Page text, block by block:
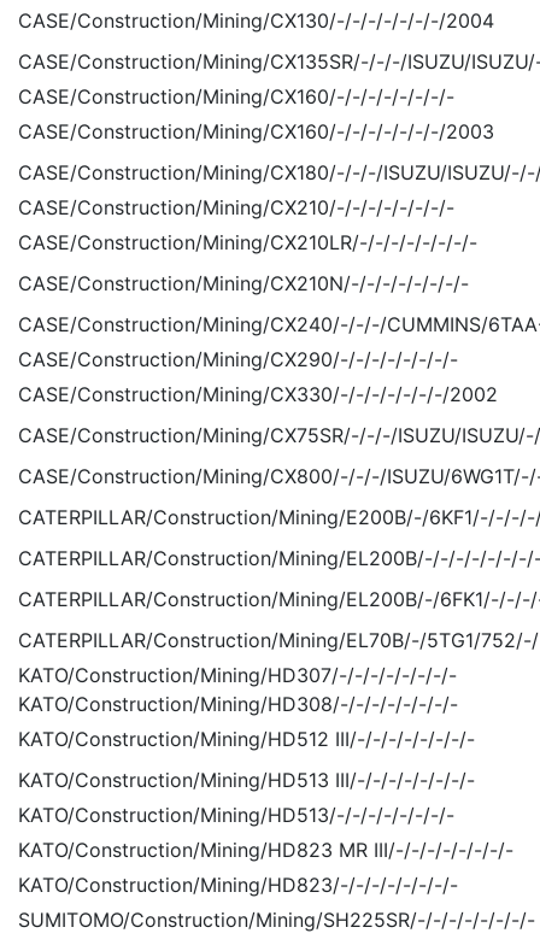
CASE/Construction/Mining/CX130/-/-/-/-/-/-/-/2004
CASE/Construction/Mining/CX135SR/-/-/-/ISUZU/
CASE/Construction/Mining/CX160/-/-/-/-/-/-/-/-
CASE/Construction/Mining/CX160/-/-/-/-/-/-/-/2003
CASE/Construction/Mining/CX180/-/-/-/ISUZU/
CASE/Construction/Mining/CX210/-/-/-/-/-/-/-/-
CASE/Construction/Mining/CX210LR/-/-/-/-/-/-/-/-
CASE/Construction/Mining/CX210N/-/-/-/-/-/-/-/-
CASE/Construction/Mining/CX240/-/-/-/CUMMINS/
CASE/Construction/Mining/CX290/-/-/-/-/-/-/-/-
CASE/Construction/Mining/CX330/-/-/-/-/-/-/-/2002
CASE/Construction/Mining/CX75SR/-/-/-/ISUZU/
CASE/Construction/Mining/CX800/-/-/-/ISUZU/
CATERPILLAR/Construction/Mining/E200B/-/
CATERPILLAR/Construction/Mining/
CATERPILLAR/Construction/Mining/EL200B/-/
CATERPILLAR/Construction/Mining/EL70B/-/5TG1/
KATO/Construction/Mining/HD307/-/-/-/-/-/-/-/-
KATO/Construction/Mining/HD308/-/-/-/-/-/-/-/-
KATO/Construction/Mining/HD512 III/-/-/-/-/-/-/-/-
KATO/Construction/Mining/HD513 III/-/-/-/-/-/-/-/-
KATO/Construction/Mining/HD513/-/-/-/-/-/-/-/-
KATO/Construction/Mining/HD823 MR III/-/-/-/-/-/-/-/-
KATO/Construction/Mining/HD823/-/-/-/-/-/-/-/-
SUMITOMO/Construction/Mining/SH225SR/-/-/-/-/-/-/-/-